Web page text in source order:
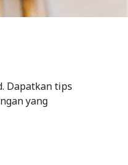
Dapatkan tips
yang